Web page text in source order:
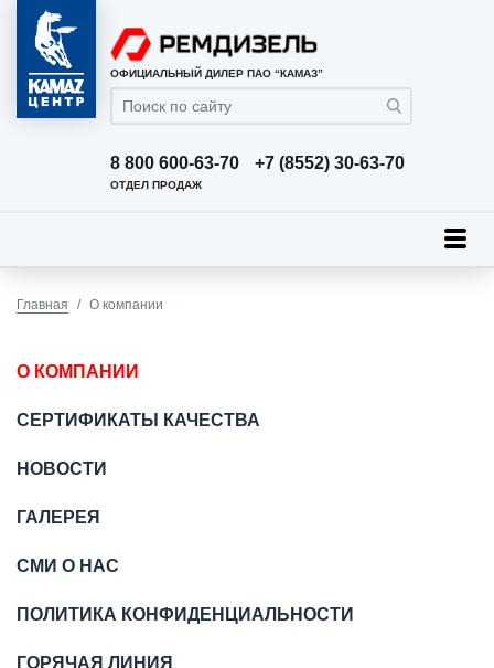
ОФИЦИАЛЬНЫЙ ДИЛЕР ПАО “КАМАЗ”
8 800 600-63-70 +7 (8552) 30-63-70
ОТДЕЛ ПРОДАЖ
Главная О компании
О КОМПАНИИ
СЕРТИФИКАТЫ КАЧЕСТВА
НОВОСТИ
ГАЛЕРЕЯ
СМИ О НАС
ПОЛИТИКА КОНФИДЕНЦИАЛЬНОСТИ
ГОРЯЧАЯ ЛИНИЯ